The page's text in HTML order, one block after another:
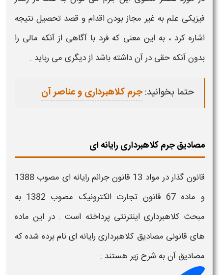
فیزیکی علم به غیر مجاز بودن اقدام و قصد تحصیل نتیجه
اشاره کرد ، به این معنی که فرد با آگاهی از آنکه مالی را
بدون آنکه حقی در آن داشته باشد از دیگری می رباید .
حتما بخوانید:جرم کلاهبرداری و عناصر آن
مصادیق جرم کلاهبرداری رایانه ای
قانون گذار در مواد 13 قانون جرائم رایانه ای
مصوب 1388
و ماده 67 قانون تجارت الکترونیک مصوب 1382 به
مبحث کلاهبرداری اینترنتی پرداخته است . در این ماده
های قانونی مصادیق کلاهبرداری رایانه اینام برده شده که
مصادیق آن به شرح زیر هستند :